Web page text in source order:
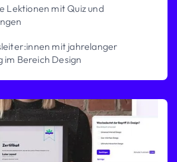
Lektionen mit Quiz und
mit jahrelanger
im Bereich Design